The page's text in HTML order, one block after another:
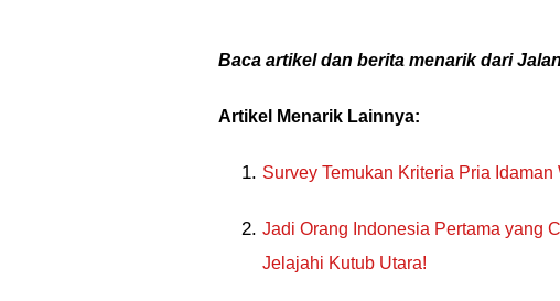
Baca artikel dan berita menarik dari
Artikel Menarik Lainnya:
Survey Temukan Kriteria Pria
Jadi Orang Indonesia Pertama yang
Jelajahi Kutub Utara!